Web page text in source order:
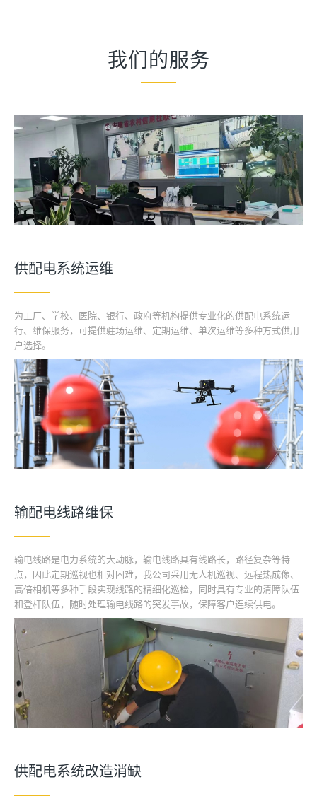
我们的服务
供配电系统运维
为工厂、学校、医院、银行、政府等机构提供专业化的供配电系统运
行、维保服务，可提供驻场运维、定期运维、单次运维等多种方式供用
户选择。
输配电线路维保
输电线路是电力系统的大动脉，输电线路具有线路长，路径复杂等特
点，因此定期巡视也相对困难，我公司采用无人机巡视、远程热成像、
高倍相机等多种手段实现线路的精细化巡检，同时具有专业的清障队伍
和登杆队伍，随时处理输电线路的突发事故，保障客户连续供电。
供配电系统改造消缺